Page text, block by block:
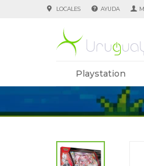
Playstation
LOCALES AYUDA